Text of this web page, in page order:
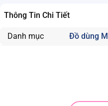
Thông Tin Chi Tiết
Danh mục Đồ dùng